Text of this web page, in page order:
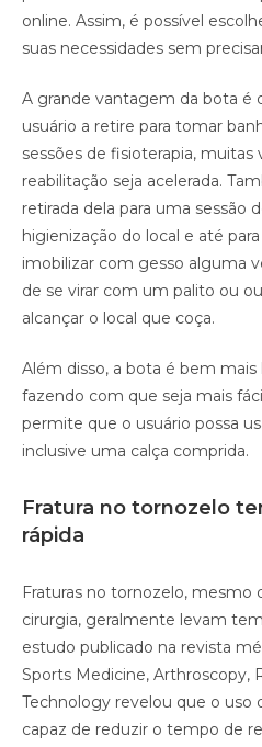
online. Assim, é possível
suas necessidades sem
A grande vantagem da bota é
usuário a retire para tomar
sessões de fisioterapia, muitas
reabilitação seja acelerada.
retirada dela para uma sessão
higienização do local e até
imobilizar com gesso alguma
de se virar com um palito ou
alcançar o local que coça.
Além disso, a bota é bem
fazendo com que seja mais
permite que o usuário possa
inclusive uma calça comprida.
Fratura no tornozelo
rápida
Fraturas no tornozelo, mesmo
cirurgia, geralmente levam
estudo publicado na revista
Sports Medicine, Arthroscopy,
Technology revelou que o uso
capaz de reduzir o tempo de